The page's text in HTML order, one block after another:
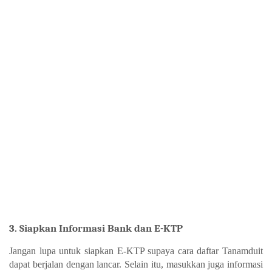
3. Siapkan Informasi Bank dan E-KTP
Jangan lupa untuk siapkan E-KTP supaya
dapat berjalan dengan lancar. Selain itu, masukkan juga informasi